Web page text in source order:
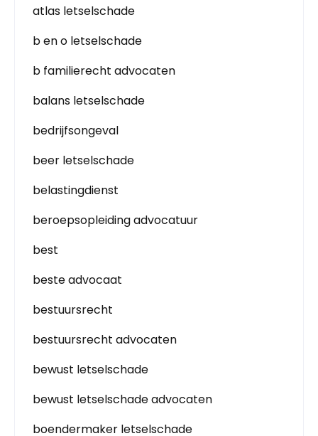
atlas letselschade
b en o letselschade
b familierecht advocaten
balans letselschade
bedrijfsongeval
beer letselschade
belastingdienst
beroepsopleiding advocatuur
best
beste advocaat
bestuursrecht
bestuursrecht advocaten
bewust letselschade
bewust letselschade advocaten
boendermaker letselschade